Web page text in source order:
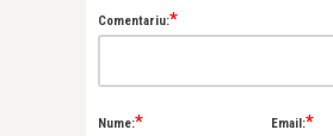
Comentariu:*
Nume:* Email:*